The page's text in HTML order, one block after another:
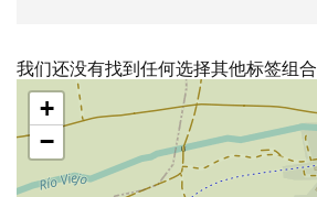
我们还没有找到任何选择其他标签组合
跳
地
图
+
−